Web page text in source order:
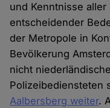
und Kenntnisse
entscheidender
der Metropole in
Bevölkerung
nicht
Polizeibediensteten
Aalbersberg weiter.